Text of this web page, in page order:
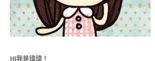
HI我是瑋瑋！